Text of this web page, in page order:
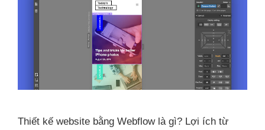
Thiết kế website bằng Webflow là gì? Lợi ích từ